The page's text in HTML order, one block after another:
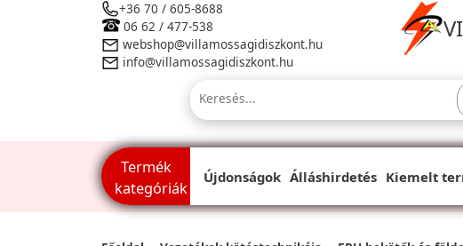
+36 70 / 605-8688
06 62 / 477-538
webshop@villamossagidiszkont.hu
info@villamossagidiszkont.hu
Termék
kategóriák
Újdonságok Álláshirdetés Kiemelt